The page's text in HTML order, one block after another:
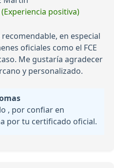
(Experiencia positiva)
en especial
oficiales como el FCE
Me gustaría agradecer
y personalizado.
, por confiar en
por tu certificado oficial.